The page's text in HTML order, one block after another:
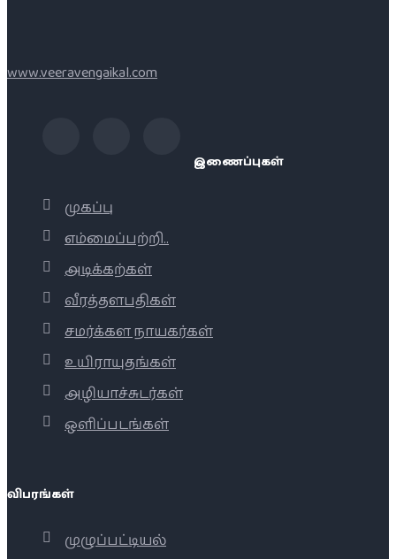
www.veeravengaikal.com
இணைப்புகள்
முகப்பு
எம்மைப்பற்றி..
அடிக்கற்கள்
வீரத்தளபதிகள்
சமர்க்கள நாயகர்கள்
உயிராயுதங்கள்
அழியாச்சுடர்கள்
ஒளிப்படங்கள்
விபரங்கள்
முழுப்பட்டியல்